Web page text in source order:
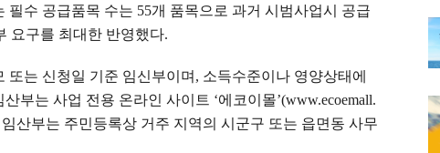
필수 공급품목 수는 55개 품목으로 과거 시범사업시 공급
요구를 최대한 반영했다.
또는 신청일 기준 임신부이며 , 소득수준이나 영양상태에
부는 사업 전용 온라인 사이트 ‘에코이몰’(www.ecoemall.
산부는 주민등록상 거주 지역의 시군구 또는 읍면동 사무